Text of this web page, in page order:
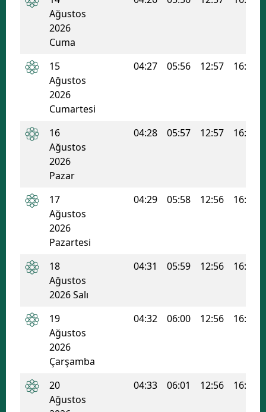
Ağustos
2026
Cuma
15
Ağustos
2026
Cumartesi
04:27 05:56 12:57 16:42
16
Ağustos
2026
Pazar
04:28 05:57 12:57 16:41
17
Ağustos
2026
Pazartesi
04:29 05:58 12:56 16:41
18
Ağustos
2026 Salı
04:31 05:59 12:56 16:40
19
Ağustos
2026
Çarşamba
04:32 06:00 12:56 16:39
20
Ağustos
04:33 06:01 12:56 16:39